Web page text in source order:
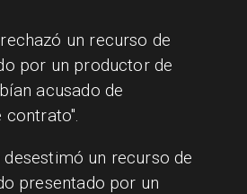
un recurso de
por un productor de
acusado de
desestimó un recurso de
presentado por un